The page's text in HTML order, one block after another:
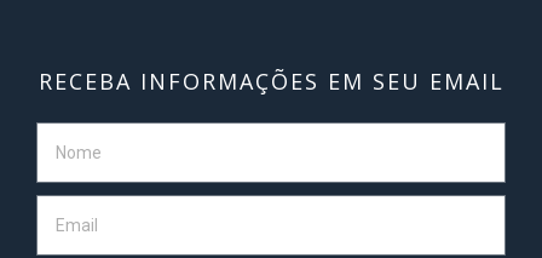
RECEBA INFORMAÇÕES EM SEU EMAIL